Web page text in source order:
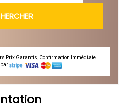
Prix Garantis, Confirmation Immédiate